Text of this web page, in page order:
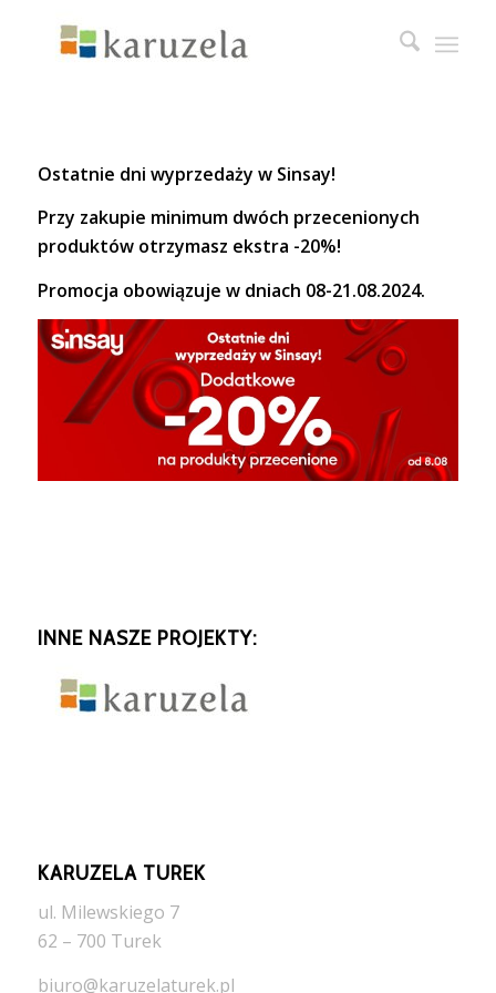
Ostatnie dni wyprzedaży w Sinsay!
Przy zakupie minimum dwóch przecenionych
produktów otrzymasz ekstra -20%!
Promocja obowiązuje w dniach 08-21.08.2024.
INNE NASZE PROJEKTY:
KARUZELA TUREK
ul. Milewskiego 7
62 – 700 Turek
biuro@karuzelaturek.pl